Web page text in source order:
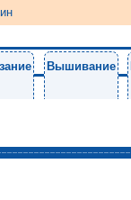
Вышивание